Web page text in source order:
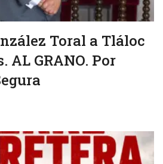
Toral a Tláloc
AL GRANO. Por